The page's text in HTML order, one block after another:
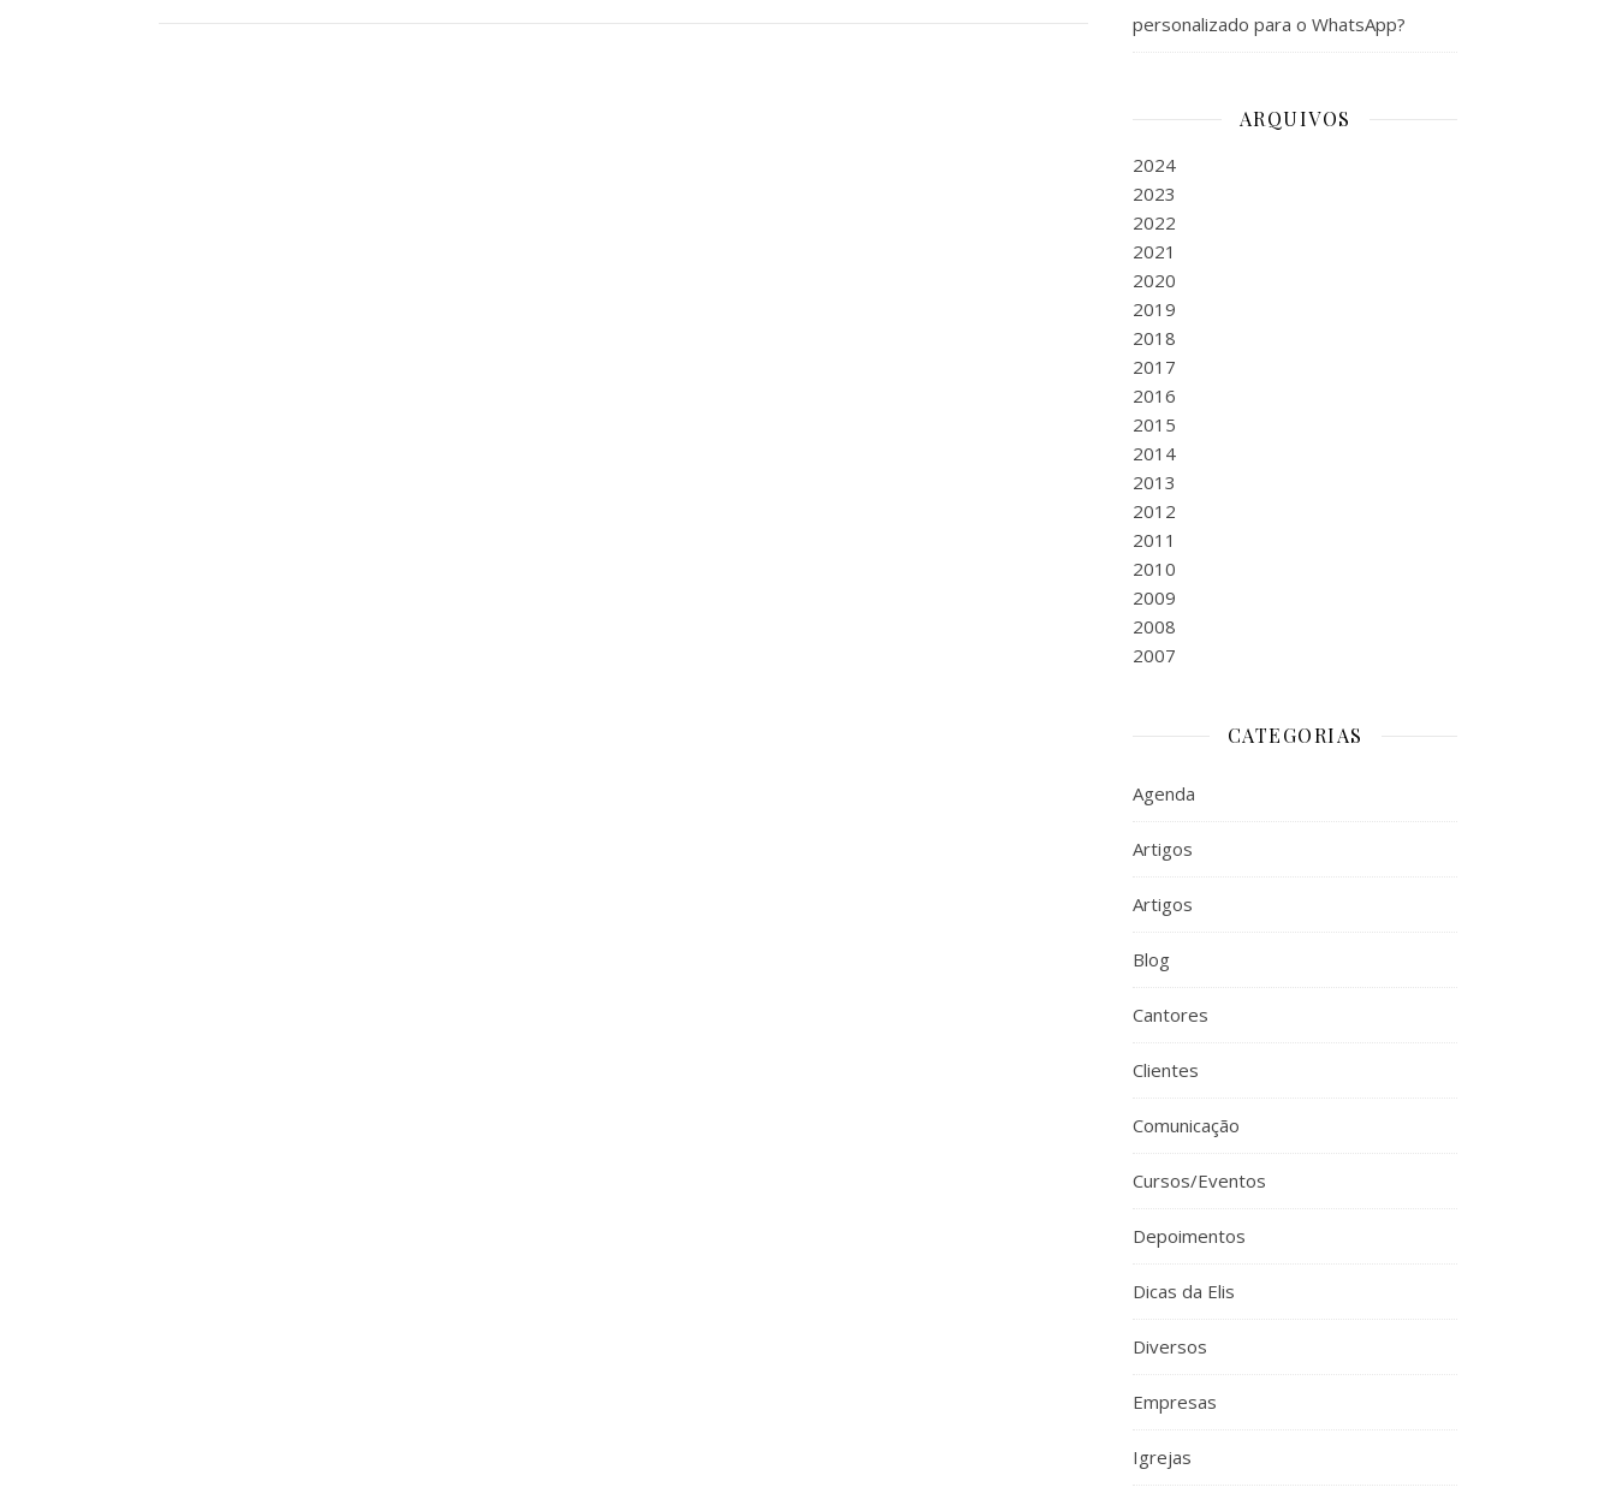
personalizado para o WhatsApp?
ARQUIVOS
2024
2023
2022
2021
2020
2019
2018
2017
2016
2015
2014
2013
2012
2011
2010
2009
2008
2007
CATEGORIAS
Agenda
Artigos
Artigos
Blog
Cantores
Clientes
Comunicação
Cursos/Eventos
Depoimentos
Dicas da Elis
Diversos
Empresas
Igrejas